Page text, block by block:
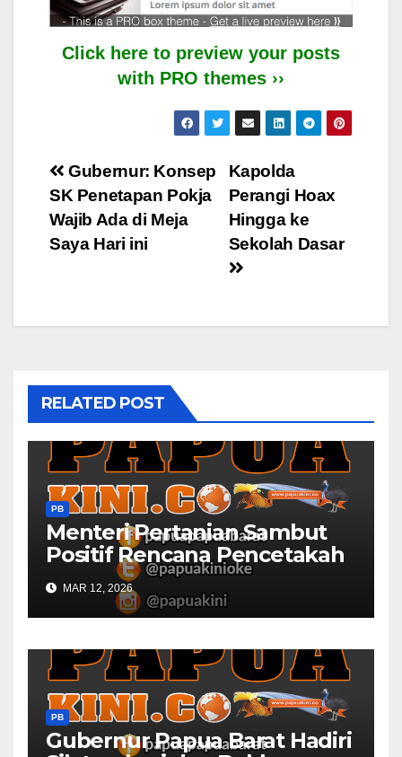
Click here to preview your posts
with PRO themes ››
Post
navigation
Kapolda
Perangi Hoax
Hingga ke
Sekolah Dasar
Gubernur: Konsep
SK Penetapan Pokja
Wajib Ada di Meja
Saya Hari ini
RELATED POST
PB
Menteri Pertanian Sambut
Positif Rencana Pencetakah
Sawah dan Ladang di Papua
Barat
MAR 12, 2026
PB
Gubernur Papua Barat Hadiri